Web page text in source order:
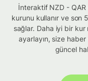
İnteraktif NZD -
kurunu kullanır ve son
sağlar. Daha iyi bir
ayarlayın, size
güncel